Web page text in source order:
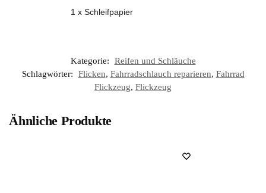
1 x Schleifpapier
Kategorie:
Reifen und Schläuche
Schlagwörter:
Flicken, Fahrradschlauch reparieren, Fahrrad
Flickzeug, Flickzeug
Ähnliche Produkte